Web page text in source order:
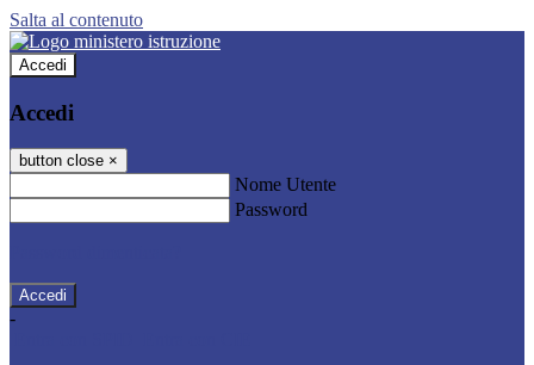
Salta al contenuto
Accedi
Accedi
button close ×
Nome Utente
Password
-